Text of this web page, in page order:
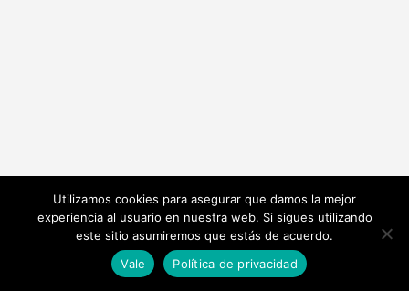
Utilizamos cookies para asegurar que damos la mejor
experiencia al usuario en nuestra web. Si sigues utilizando
este sitio asumiremos que estás de acuerdo.
Vale
Política de privacidad